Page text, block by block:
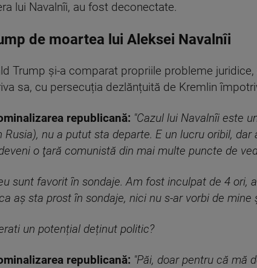
lui Navalnîi, au fost deconectate.
de moartea lui Aleksei Navalnîi
Trump și-a comparat propriile probleme
sa, cu persecuția dezlănțuită de Kremlin
republicană: "Cazul lui Navalnîi este
nu a putut sta departe. E un lucru oribil,
o ţară comunistă din mai multe puncte de
sunt favorit în sondaje. Am fost inculpat de 4 ori,
aș sta prost în sondaje, nici nu s-ar vorbi de mine
un potențial deținut politic?
republicană: "Păi, doar pentru că mă